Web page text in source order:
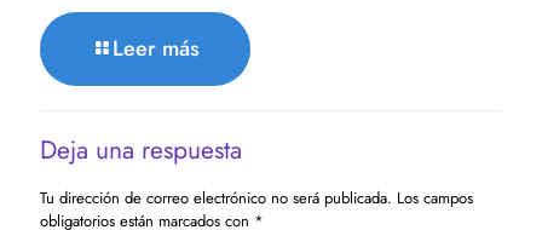
Leer más
Deja una respuesta
Tu dirección de correo electrónico no será publicada. Los campos
obligatorios están marcados con *